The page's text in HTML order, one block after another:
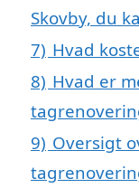
Skovby, du
7) Hvad
8) Hvad er
9) Oversigt